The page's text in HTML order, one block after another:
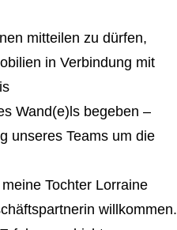
mitteilen zu dürfen,
in Verbindung mit
Wand(e)ls begeben –
unseres Teams um die
Tochter Lorraine
willkommen.